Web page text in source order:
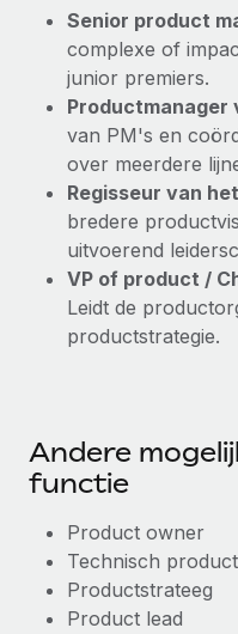
Senior product
complexe of
junior premiers.
Productmanager
van PM's en
over meerdere
Regisseur van
bredere
uitvoerend
VP of product /
Leidt de
productstrategie.
Andere
functie
Product owner
Technisch
Productstrateeg
Product lead